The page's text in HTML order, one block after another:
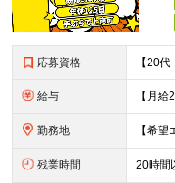
応募資格
給与
勤務地
残業時間 20時間